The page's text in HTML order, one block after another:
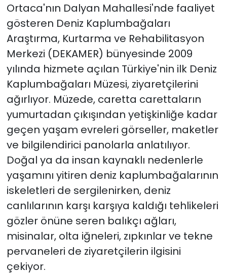
Ortaca'nın Dalyan Mahallesi'nde faaliyet
gösteren Deniz Kaplumbağaları
Araştırma, Kurtarma ve Rehabilitasyon
Merkezi (DEKAMER) bünyesinde 2009
yılında hizmete açılan Türkiye'nin ilk Deniz
Kaplumbağaları Müzesi, ziyaretçilerini
ağırlıyor. Müzede, caretta carettaların
yumurtadan çıkışından yetişkinliğe kadar
geçen yaşam evreleri görseller, maketler
ve bilgilendirici panolarla anlatılıyor.
Doğal ya da insan kaynaklı nedenlerle
yaşamını yitiren deniz kaplumbağalarının
iskeletleri de sergilenirken, deniz
canlılarının karşı karşıya kaldığı tehlikeleri
gözler önüne seren balıkçı ağları,
misinalar, olta iğneleri, zıpkınlar ve tekne
pervaneleri de ziyaretçilerin ilgisini
çekiyor.
YEREL YÖNETİMLER
Yurt